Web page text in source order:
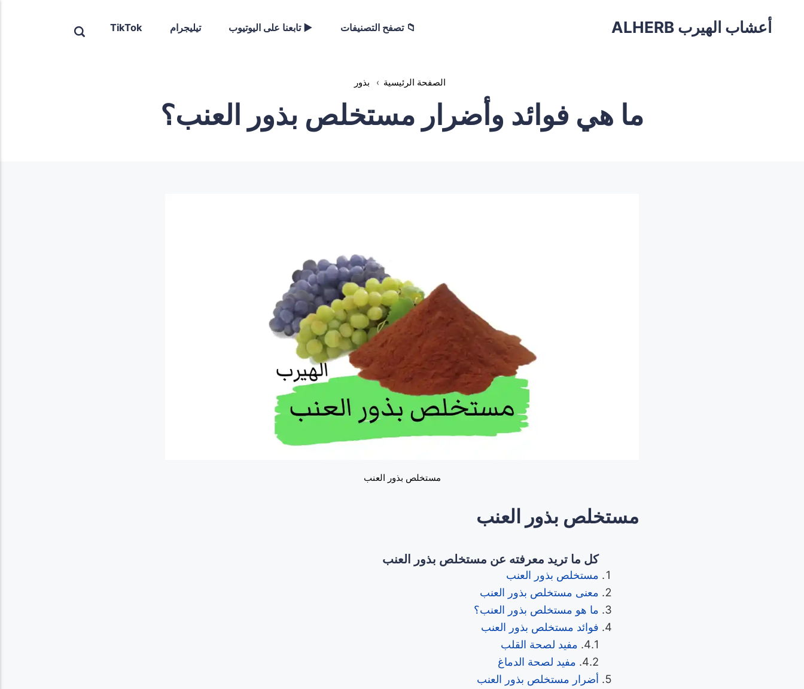
أعشاب الهيرب ALHERB 📁 تصفح التصنيفات ▶️ تابعنا على اليوتيوب تيليجرام TikTok
الصفحة الرئيسية › بذور
ما هي فوائد وأضرار مستخلص بذور العنب؟
مستخلص بذور العنب
مستخلص بذور العنب
كل ما تريد معرفته عن مستخلص بذور العنب
مستخلص بذور العنب
معنى مستخلص بذور العنب
ما هو مستخلص بذور العنب؟
فوائد مستخلص بذور العنب
مفيد لصحة القلب
مفيد لصحة الدماغ
أضرار مستخلص بذور العنب